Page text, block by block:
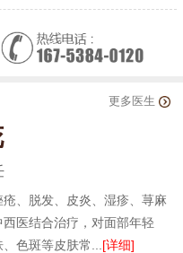
更多医生
、脱发、皮炎、湿疹、荨麻
医结合治疗，对面部年轻
色斑等皮肤常... [详细]